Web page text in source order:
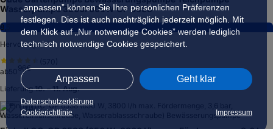
„anpassen” können Sie Ihre persönlichen Präferenzen
festlegen. Dies ist auch nachträglich jederzeit möglich. Mit
dem Klick auf „Nur notwendige Cookies” werden lediglich
technisch notwendige Cookies gespeichert.
Anpassen Geht klar
Datenschutzerklärung
Cookierichtlinie
Impressum
Wasserpumpe 3200l 600W GP 6035
8,5
Hervorragend
ab
96€
Lieferung 10. – 11. Aug.